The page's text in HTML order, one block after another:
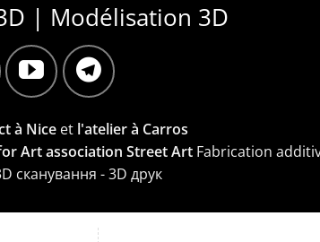
| Modélisation 3D
à Niceet l'atelier à Carros
Art association Street Art Fabrication
сканування - 3D друк